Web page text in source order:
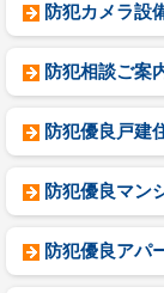
防犯カメラ設
防犯相談ご案
防犯優良戸建
防犯優良マン
防犯優良アパ